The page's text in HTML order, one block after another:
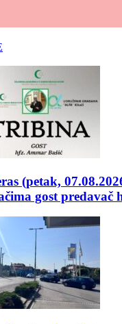
(petak,
gost predavač